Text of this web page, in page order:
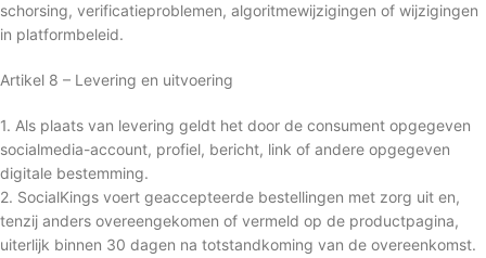
schorsing, verificatieproblemen, algoritmewijzigingen of wijzigingen
in platformbeleid.
Artikel 8 – Levering en uitvoering
1. Als plaats van levering geldt het door de consument opgegeven
socialmedia-account, profiel, bericht, link of andere opgegeven
digitale bestemming.
2. SocialKings voert geaccepteerde bestellingen met zorg uit en,
tenzij anders overeengekomen of vermeld op de productpagina,
uiterlijk binnen 30 dagen na totstandkoming van de overeenkomst.